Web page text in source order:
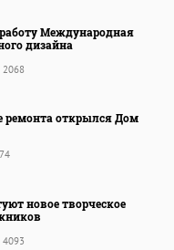
Международная
дизайна
2068
ремонта открылся Дом
новое творческое
4093